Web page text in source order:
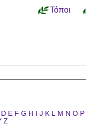
Τόποι
D E F G H I J K L M N O P
Z